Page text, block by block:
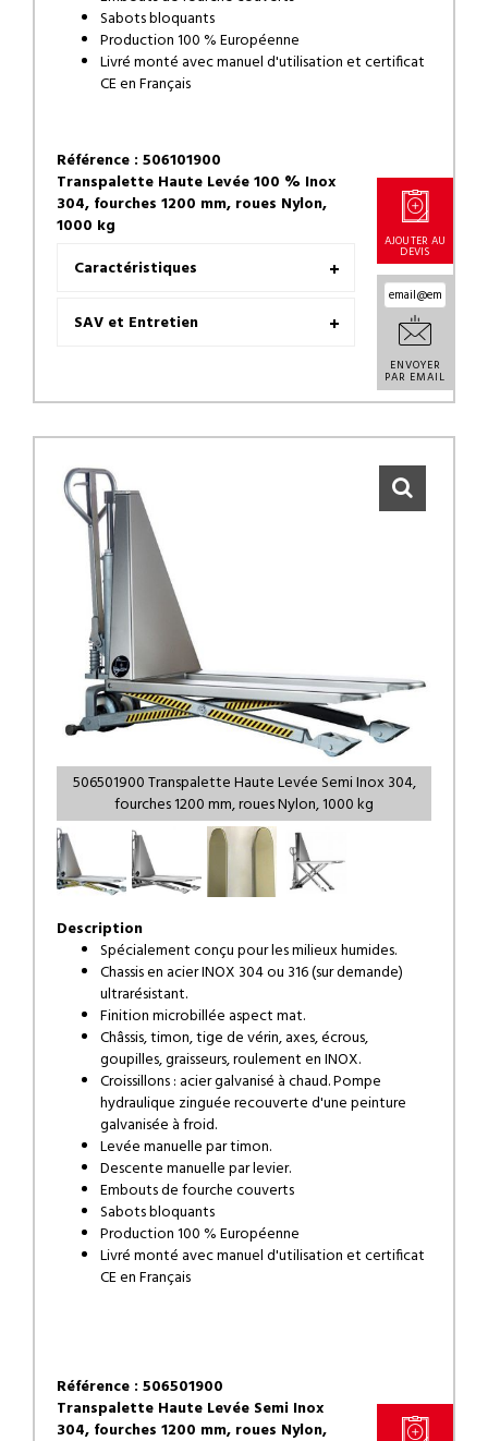
Sabots bloquants
Production 100 % Européenne
Livré monté avec manuel d'utilisation et certificat
CE en Français
Référence : 506101900
Transpalette Haute Levée 100 % Inox
304, fourches 1200 mm, roues Nylon,
1000 kg
Caractéristiques
SAV et Entretien
AJOUTER AU
DEVIS
ENVOYER
PAR EMAIL
506501900 Transpalette Haute Levée Semi Inox 304,
fourches 1200 mm, roues Nylon, 1000 kg
Description
Spécialement conçu pour les milieux humides.
Chassis en acier INOX 304 ou 316 (sur demande)
ultrarésistant.
Finition microbillée aspect mat.
Châssis, timon, tige de vérin, axes, écrous,
goupilles, graisseurs, roulement en INOX.
Croissillons : acier galvanisé à chaud. Pompe
hydraulique zinguée recouverte d'une peinture
galvanisée à froid.
Levée manuelle par timon.
Descente manuelle par levier.
Embouts de fourche couverts
Sabots bloquants
Production 100 % Européenne
Livré monté avec manuel d'utilisation et certificat
CE en Français
Référence : 506501900
Transpalette Haute Levée Semi Inox
304, fourches 1200 mm, roues Nylon,